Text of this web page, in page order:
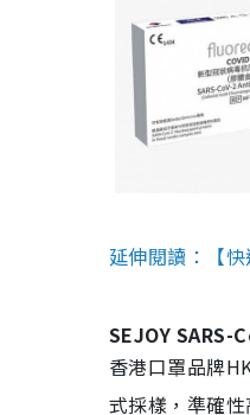
延伸閱讀：【
SEJOY SARS-
香港口罩品牌
式採樣，準確